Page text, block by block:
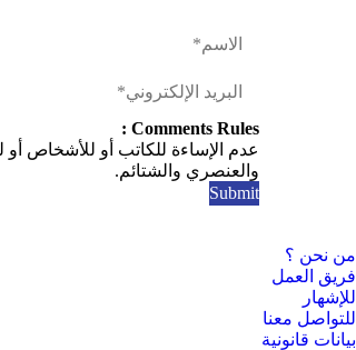
Comments Rules :
عدم الإساءة للكاتب أو للأشخاص أو
والعنصري والشتائم.
من نحن ؟
فريق العمل
للإشهار
للتواصل معنا
بيانات قانونية